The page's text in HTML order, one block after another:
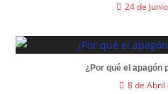
24 de
¿Por qué el apagón
8 de Abril